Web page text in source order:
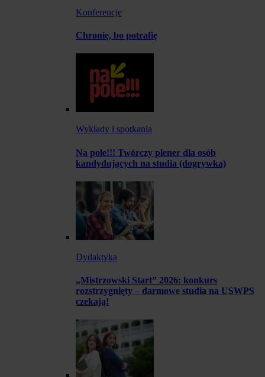
Konferencje
Chronię, bo potrafię
Wykłady i spotkania
Na pole!!! Twórczy plener dla osób
kandydujących na studia (dogrywka)
Dydaktyka
„Mistrzowski Start” 2026: konkurs
rozstrzygnięty – darmowe studia na USWPS
czekają!